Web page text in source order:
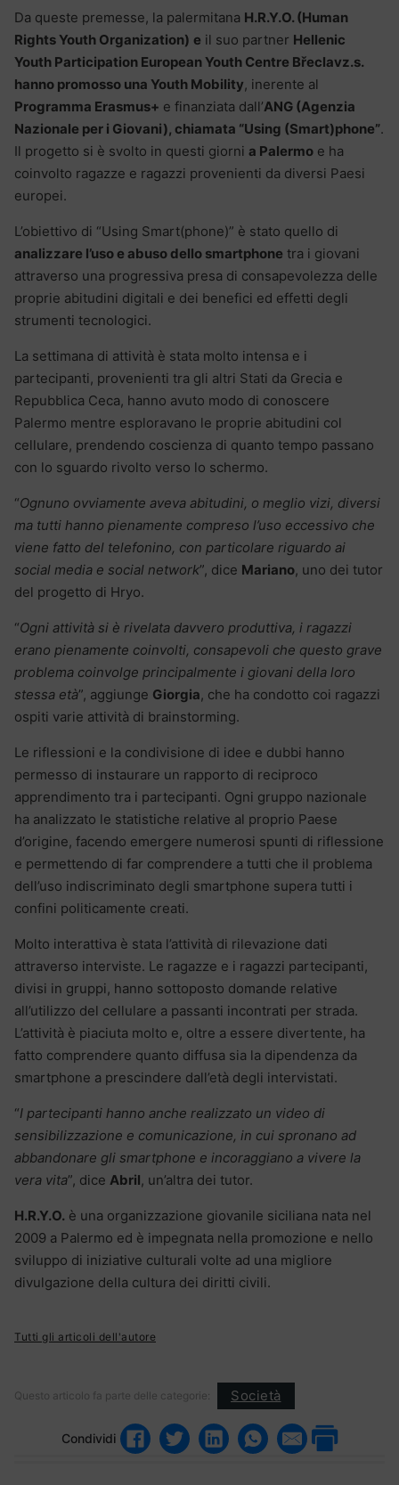
Da queste premesse, la palermitana H.R.Y.O. (Human
Rights Youth Organization) e il suo partner Hellenic
Youth Participation European Youth Centre Břeclavz.s.
hanno promosso una Youth Mobility, inerente al
Programma Erasmus+ e finanziata dall’ANG (Agenzia
Nazionale per i Giovani), chiamata “Using (Smart)phone”.
Il progetto si è svolto in questi giorni a Palermo e ha
coinvolto ragazze e ragazzi provenienti da diversi Paesi
europei.
L’obiettivo di “Using Smart(phone)” è stato quello di
analizzare l’uso e abuso dello smartphone tra i giovani
attraverso una progressiva presa di consapevolezza delle
proprie abitudini digitali e dei benefici ed effetti degli
strumenti tecnologici.
La settimana di attività è stata molto intensa e i
partecipanti, provenienti tra gli altri Stati da Grecia e
Repubblica Ceca, hanno avuto modo di conoscere
Palermo mentre esploravano le proprie abitudini col
cellulare, prendendo coscienza di quanto tempo passano
con lo sguardo rivolto verso lo schermo.
“Ognuno ovviamente aveva abitudini, o meglio vizi, diversi
ma tutti hanno pienamente compreso l’uso eccessivo che
viene fatto del telefonino, con particolare riguardo ai
social media e social network”, dice Mariano, uno dei tutor
del progetto di Hryo.
“Ogni attività si è rivelata davvero produttiva, i ragazzi
erano pienamente coinvolti, consapevoli che questo grave
problema coinvolge principalmente i giovani della loro
stessa età”, aggiunge Giorgia, che ha condotto coi ragazzi
ospiti varie attività di brainstorming.
Le riflessioni e la condivisione di idee e dubbi hanno
permesso di instaurare un rapporto di reciproco
apprendimento tra i partecipanti. Ogni gruppo nazionale
ha analizzato le statistiche relative al proprio Paese
d’origine, facendo emergere numerosi spunti di riflessione
e permettendo di far comprendere a tutti che il problema
dell’uso indiscriminato degli smartphone supera tutti i
confini politicamente creati.
Molto interattiva è stata l’attività di rilevazione dati
attraverso interviste. Le ragazze e i ragazzi partecipanti,
divisi in gruppi, hanno sottoposto domande relative
all’utilizzo del cellulare a passanti incontrati per strada.
L’attività è piaciuta molto e, oltre a essere divertente, ha
fatto comprendere quanto diffusa sia la dipendenza da
smartphone a prescindere dall’età degli intervistati.
“I partecipanti hanno anche realizzato un video di
sensibilizzazione e comunicazione, in cui spronano ad
abbandonare gli smartphone e incoraggiano a vivere la
vera vita”, dice Abril, un’altra dei tutor.
H.R.Y.O. è una organizzazione giovanile siciliana nata nel
2009 a Palermo ed è impegnata nella promozione e nello
sviluppo di iniziative culturali volte ad una migliore
divulgazione della cultura dei diritti civili.
Tutti gli articoli dell'autore
Questo articolo fa parte delle categorie: Società
Condividi